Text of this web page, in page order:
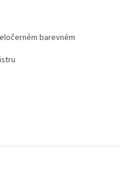
barevném